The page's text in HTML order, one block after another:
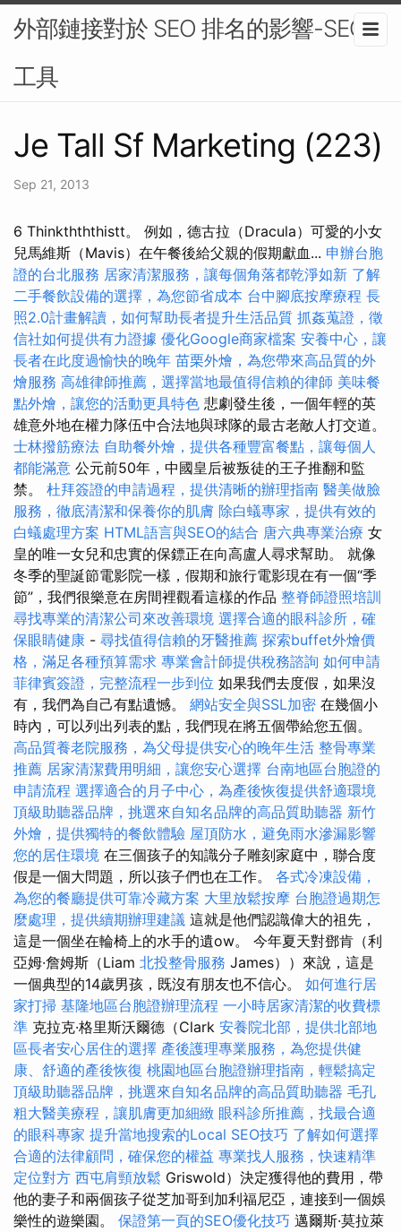
外部鏈接對於 SEO 排名的影響-SEO
工具
Je Tall Sf Marketing (223)
Sep 21, 2013
6 Thinkthththistt​​。 例如，德古拉（Dracula）可愛的小女
兒馬維斯（Mavis）在午餐後給父親的假期獻血... 申辦台胞
證的台北服務 居家清潔服務，讓每個角落都乾淨如新 了解
二手餐飲設備的選擇，為您節省成本 台中腳底按摩療程 長
照2.0計畫解讀，如何幫助長者提升生活品質 抓姦蒐證，徵
信社如何提供有力證據 優化Google商家檔案 安養中心，讓
長者在此度過愉快的晚年 苗栗外燴，為您帶來高品質的外
燴服務 高雄律師推薦，選擇當地最值得信賴的律師 美味餐
點外燴，讓您的活動更具特色 悲劇發生後，一個年輕的英
雄意外地在權力隊伍中合法地與球隊的最古老敵人打交道。
士林撥筋療法 自助餐外燴，提供各種豐富餐點，讓每個人
都能滿意 公元前50年，中國皇后被叛徒的王子推翻和監
禁。 杜拜簽證的申請過程，提供清晰的辦理指南 醫美做臉
服務，徹底清潔和保養你的肌膚 除白蟻專家，提供有效的
白蟻處理方案 HTML語言與SEO的結合 唐六典專業治療 女
皇的唯一女兒和忠實的保鏢正在向高盧人尋求幫助。 就像
冬季的聖誕節電影院一樣，假期和旅行電影現在有一個“季
節”，我們很樂意在房間裡觀看這樣的作品 整脊師證照培訓
尋找專業的清潔公司來改善環境 選擇合適的眼科診所，確
保眼睛健康 - 尋找值得信賴的牙醫推薦 探索buffet外燴價
格，滿足各種預算需求 專業會計師提供稅務諮詢 如何申請
菲律賓簽證，完整流程一步到位 如果我們去度假，如果沒
有，我們為自己有點遺憾。 網站安全與SSL加密 在幾個小
時內，可以列出列表的點，我們現在將五個帶給您五個。
高品質養老院服務，為父母提供安心的晚年生活 整骨專業
推薦 居家清潔費用明細，讓您安心選擇 台南地區台胞證的
申請流程 選擇適合的月子中心，為產後恢復提供舒適環境
頂級助聽器品牌，挑選來自知名品牌的高品質助聽器 新竹
外燴，提供獨特的餐飲體驗 屋頂防水，避免雨水滲漏影響
您的居住環境 在三個孩子的知識分子雕刻家庭中，聯合度
假是一個大問題，所以孩子們也在工作。 各式冷凍設備，
為您的餐廳提供可靠冷藏方案 大里放鬆按摩 台胞證過期怎
麼處理，提供續期辦理建議 這就是他們認識偉大的祖先，
這是一個坐在輪椅上的水手的遺ow。 今年夏天對鄧肯（利
亞姆·詹姆斯（Liam 北投整骨服務 James））來說，這是
一個典型的14歲男孩，既沒有朋友也不信心。 如何進行居
家打掃 基隆地區台胞證辦理流程 一小時居家清潔的收費標
準 克拉克·格里斯沃爾德（Clark 安養院北部，提供北部地
區長者安心居住的選擇 產後護理專業服務，為您提供健
康、舒適的產後恢復 桃園地區台胞證辦理指南，輕鬆搞定
頂級助聽器品牌，挑選來自知名品牌的高品質助聽器 毛孔
粗大醫美療程，讓肌膚更加細緻 眼科診所推薦，找最合適
的眼科專家 提升當地搜索的Local SEO技巧 了解如何選擇
合適的法律顧問，確保您的權益 專業找人服務，快速精準
定位對方 西屯肩頸放鬆 Griswold）決定獲得他的費用，帶
他的妻子和兩個孩子從芝加哥到加利福尼亞，連接到一個娛
樂性的遊樂園。 保證第一頁的SEO優化技巧 邁爾斯·莫拉萊